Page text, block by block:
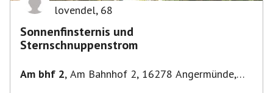
lovendel, 68
Sonnenfinsternis und
Sternschnuppenstrom
Am bhf 2, Am Bahnhof 2, 16278 Angermünde,